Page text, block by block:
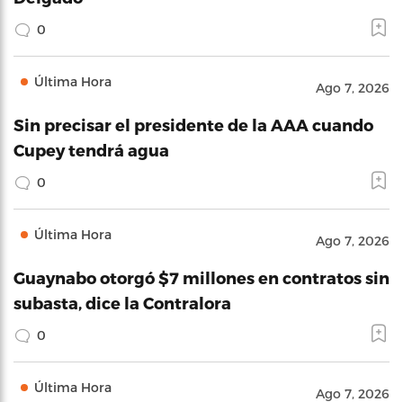
0
Última Hora Ago 7, 2026
Sin precisar el presidente de la AAA cuando
Cupey tendrá agua
0
Última Hora Ago 7, 2026
Guaynabo otorgó $7 millones en contratos sin
subasta, dice la Contralora
0
Última Hora Ago 7, 2026